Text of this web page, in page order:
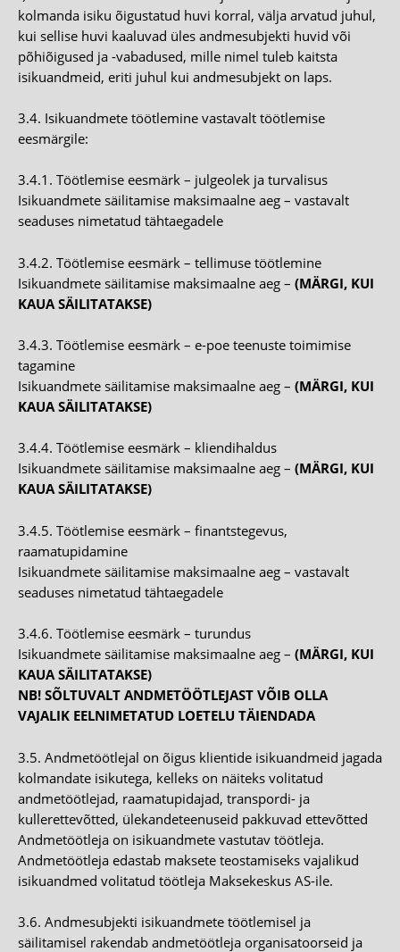
kolmanda isiku õigustatud huvi korral, välja arvatud juhul,
kui sellise huvi kaaluvad üles andmesubjekti huvid või
põhiõigused ja -vabadused, mille nimel tuleb kaitsta
isikuandmeid, eriti juhul kui andmesubjekt on laps.
3.4. Isikuandmete töötlemine vastavalt töötlemise
eesmärgile:
3.4.1. Töötlemise eesmärk – julgeolek ja turvalisus
Isikuandmete säilitamise maksimaalne aeg – vastavalt
seaduses nimetatud tähtaegadele
3.4.2. Töötlemise eesmärk – tellimuse töötlemine
Isikuandmete säilitamise maksimaalne aeg – (MÄRGI, KUI
KAUA SÄILITATAKSE)
3.4.3. Töötlemise eesmärk – e-poe teenuste toimimise
tagamine
Isikuandmete säilitamise maksimaalne aeg – (MÄRGI, KUI
KAUA SÄILITATAKSE)
3.4.4. Töötlemise eesmärk – kliendihaldus
Isikuandmete säilitamise maksimaalne aeg – (MÄRGI, KUI
KAUA SÄILITATAKSE)
3.4.5. Töötlemise eesmärk – finantstegevus,
raamatupidamine
Isikuandmete säilitamise maksimaalne aeg – vastavalt
seaduses nimetatud tähtaegadele
3.4.6. Töötlemise eesmärk – turundus
Isikuandmete säilitamise maksimaalne aeg – (MÄRGI, KUI
KAUA SÄILITATAKSE)
NB! SÕLTUVALT ANDMETÖÖTLEJAST VÕIB OLLA
VAJALIK EELNIMETATUD LOETELU TÄIENDADA
3.5. Andmetöötlejal on õigus klientide isikuandmeid jagada
kolmandate isikutega, kelleks on näiteks volitatud
andmetöötlejad, raamatupidajad, transpordi- ja
kullerettevõtted, ülekandeteenuseid pakkuvad ettevõtted
Andmetöötleja on isikuandmete vastutav töötleja.
Andmetöötleja edastab maksete teostamiseks vajalikud
isikuandmed volitatud töötleja Maksekeskus AS-ile.
3.6. Andmesubjekti isikuandmete töötlemisel ja
säilitamisel rakendab andmetöötleja organisatoorseid ja